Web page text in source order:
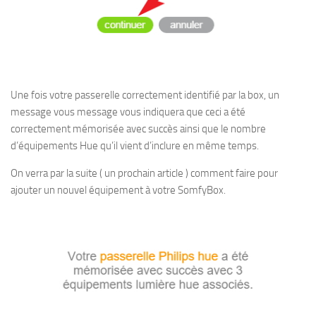
Une fois votre passerelle correctement identifié par la box, un
message vous message vous indiquera que ceci a été
correctement mémorisée avec succès ainsi que le nombre
d’équipements Hue qu’il vient d’inclure en même temps.
On verra par la suite ( un prochain article ) comment faire pour
ajouter un nouvel équipement à votre SomfyBox.